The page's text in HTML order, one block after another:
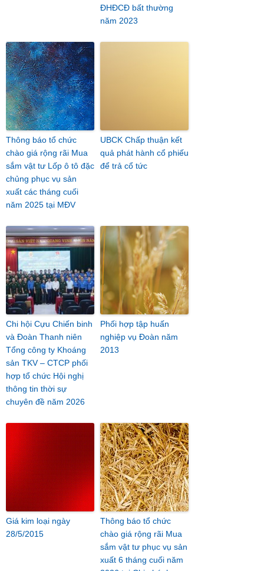
ĐHĐCĐ bất thường
năm 2023
Thông báo tổ chức
chào giá rộng rãi Mua
sắm vật tư Lốp ô tô đặc
chủng phục vụ sản
xuất các tháng cuối
năm 2025 tại MĐV
UBCK Chấp thuận kết
quả phát hành cổ phiếu
để trả cổ tức
Chi hội Cựu Chiến binh
và Đoàn Thanh niên
Tổng công ty Khoáng
sản TKV – CTCP phối
hợp tổ chức Hội nghị
thông tin thời sự
chuyên đề năm 2026
Phối hợp tập huấn
nghiệp vụ Đoàn năm
2013
Giá kim loại ngày
28/5/2015
Thông báo tổ chức
chào giá rộng rãi Mua
sắm vật tư phục vụ sản
xuất 6 tháng cuối năm